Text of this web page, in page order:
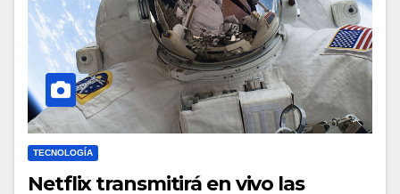
TECNOLOGÍA
Netflix transmitirá en vivo las